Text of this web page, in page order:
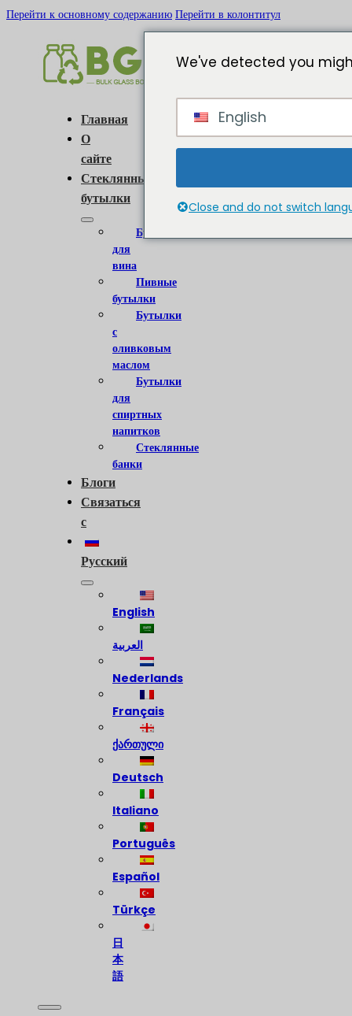
Перейти к основному содержанию Перейти в колонтитул
Главная
О
сайте
Стеклянные
бутылки
Бутылки
для
вина
Пивные
бутылки
Бутылки
с
оливковым
маслом
Бутылки
для
спиртных
напитков
Стеклянные
банки
Блоги
Связаться
с
Русский
English
العربية
Nederlands
Français
ქართული
Deutsch
Italiano
Português
Español
Türkçe
日
本
語
We've detected you
English
Close and do not switch